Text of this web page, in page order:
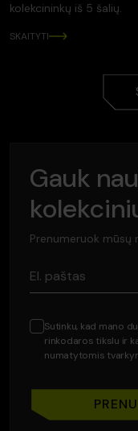
kolekcininkų iš 5 šalių.
SKAITYTI
Gauk
Prenumeruok mūsų
El. paštas
Sutinku, kad mano
rinkodaros tikslu ir
numatytomis